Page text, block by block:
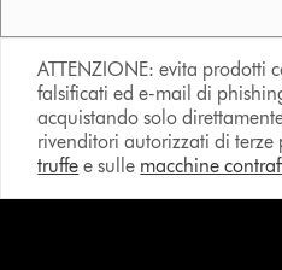
ATTENZIONE: evita prodotti
falsificati ed e-mail di
acquistando solo
rivenditori autorizzati di terze
truffe e sulle macchine